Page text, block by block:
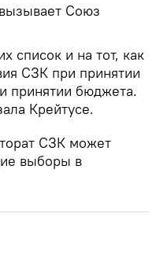
Союз
список и на тот, как
СЗК при принятии
принятии бюджета.
Крейтусе.
СЗК может
выборы в